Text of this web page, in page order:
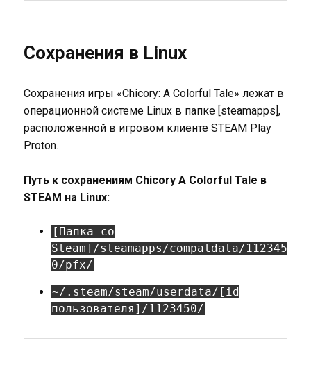
Сохранения в Linux
Сохранения игры «Chicory: A Colorful Tale» лежат в
операционной системе Linux в папке [steamapps],
расположенной в игровом клиенте STEAM Play
Proton.
Путь к сохранениям Chicory A Colorful Tale в
STEAM на Linux:
[Папка со
Steam]/steamapps/compatdata/112345
0/pfx/
~/.steam/steam/userdata/[id
пользователя]/1123450/